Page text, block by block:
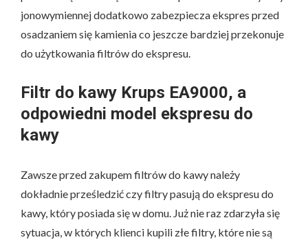
jonowymiennej dodatkowo zabezpiecza ekspres przed
osadzaniem się kamienia co jeszcze bardziej przekonuje
do użytkowania filtrów do ekspresu.
Filtr do kawy Krups EA9000, a
odpowiedni model ekspresu do
kawy
Zawsze przed zakupem filtrów do kawy należy
dokładnie prześledzić czy filtry pasują do ekspresu do
kawy, który posiada się w domu. Już nie raz zdarzyła się
sytuacja, w których klienci kupili złe filtry, które nie są